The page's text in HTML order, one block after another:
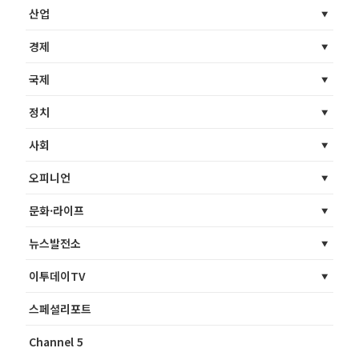
산업
경제
국제
정치
사회
오피니언
문화·라이프
뉴스발전소
이투데이TV
스페셜리포트
Channel 5